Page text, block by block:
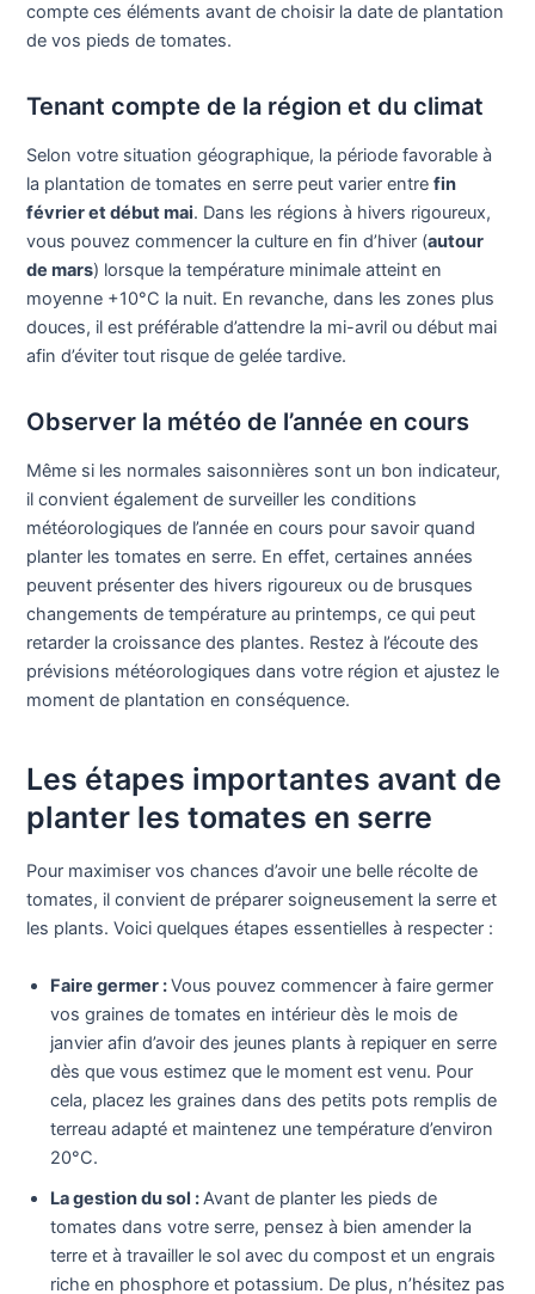
compte ces éléments avant de choisir la date de plantation
de vos pieds de tomates.
Tenant compte de la région et du climat
Selon votre situation géographique, la période favorable à
la plantation de tomates en serre peut varier entrefin
février et début mai. Dans les régions à hivers rigoureux,
vous pouvez commencer la culture en fin d’hiver (autour
de mars) lorsque la température minimale atteint en
moyenne +10°C la nuit. En revanche, dans les zones plus
douces, il est préférable d’attendre la mi-avril ou début mai
afin d’éviter tout risque de gelée tardive.
Observer la météo de l’année en cours
Même si les normales saisonnières sont un bon indicateur,
il convient également de surveiller les conditions
météorologiques de l’année en cours pour savoir quand
planter les tomates en serre. En effet, certaines années
peuvent présenter des hivers rigoureux ou de brusques
changements de température au printemps, ce qui peut
retarder la croissance des plantes. Restez à l’écoute des
prévisions météorologiques dans votre région et ajustez le
moment de plantation en conséquence.
Les étapes importantes avant de
planter les tomates en serre
Pour maximiser vos chances d’avoir une belle récolte de
tomates, il convient de préparer soigneusement la serre et
les plants. Voici quelques étapes essentielles à respecter :
Faire germer :Vous pouvez commencer à faire germer
vos graines de tomates en intérieur dès le mois de
janvier afin d’avoir des jeunes plants à repiquer en serre
dès que vous estimez que le moment est venu. Pour
cela, placez les graines dans des petits pots remplis de
terreau adapté et maintenez une température d’environ
20°C.
La gestion du sol :Avant de planter les pieds de
tomates dans votre serre, pensez à bien amender la
terre et à travailler le sol avec du compost et un engrais
riche en phosphore et potassium. De plus, n’hésitez pas